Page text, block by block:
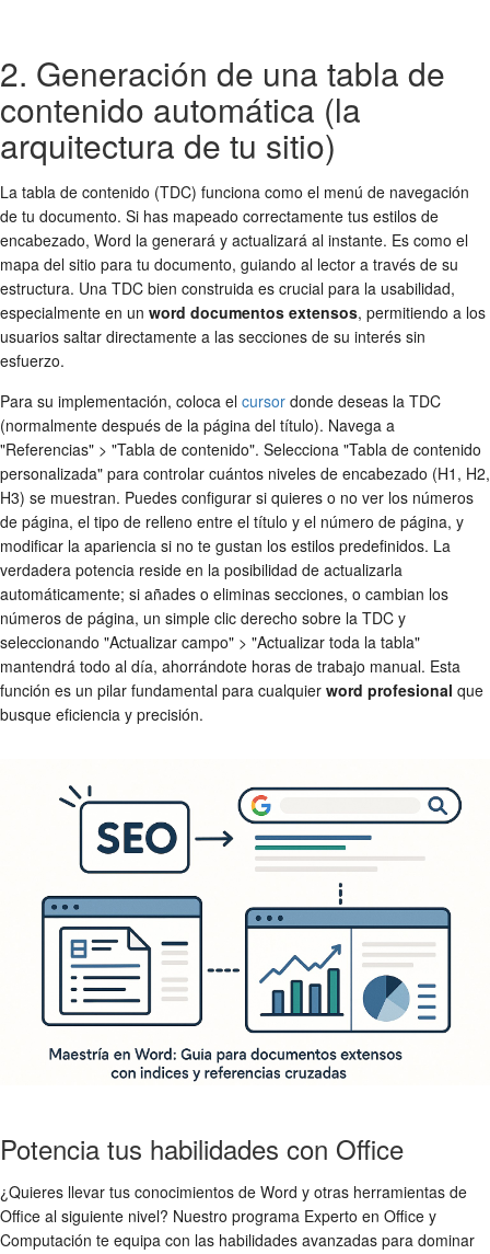
2. Generación de una tabla de
contenido automática (la
arquitectura de tu sitio)
La tabla de contenido (TDC) funciona como el menú de navegación
de tu documento. Si has mapeado correctamente tus estilos de
encabezado, Word la generará y actualizará al instante. Es como el
mapa del sitio para tu documento, guiando al lector a través de su
estructura. Una TDC bien construida es crucial para la usabilidad,
especialmente en un word documentos extensos, permitiendo a los
usuarios saltar directamente a las secciones de su interés sin
esfuerzo.
Para su implementación, coloca el cursor donde deseas la TDC
(normalmente después de la página del título). Navega a
"Referencias" > "Tabla de contenido". Selecciona "Tabla de contenido
personalizada" para controlar cuántos niveles de encabezado (H1, H2,
H3) se muestran. Puedes configurar si quieres o no ver los números
de página, el tipo de relleno entre el título y el número de página, y
modificar la apariencia si no te gustan los estilos predefinidos. La
verdadera potencia reside en la posibilidad de actualizarla
automáticamente; si añades o eliminas secciones, o cambian los
números de página, un simple clic derecho sobre la TDC y
seleccionando "Actualizar campo" > "Actualizar toda la tabla"
mantendrá todo al día, ahorrándote horas de trabajo manual. Esta
función es un pilar fundamental para cualquier word profesional que
busque eficiencia y precisión.
Potencia tus habilidades con Office
¿Quieres llevar tus conocimientos de Word y otras herramientas de
Office al siguiente nivel? Nuestro programa Experto en Office y
Computación te equipa con las habilidades avanzadas para dominar